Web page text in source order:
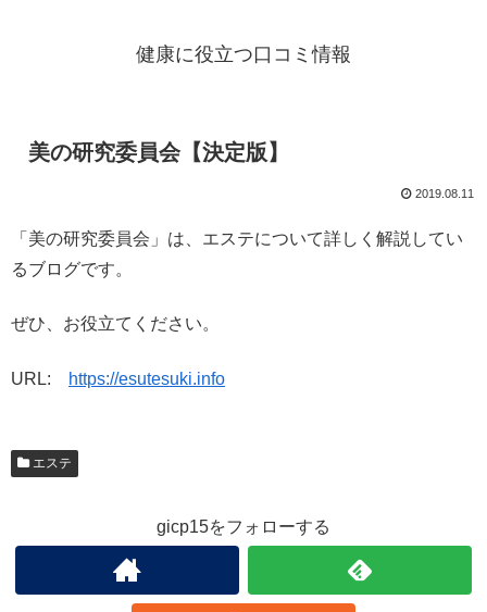
健康に役立つ口コミ情報
美の研究委員会【決定版】
2019.08.11
「美の研究委員会」は、エステについて詳しく解説してい
るブログです。
ぜひ、お役立てください。
URL: https://esutesuki.info
エステ
gicp15をフォローする